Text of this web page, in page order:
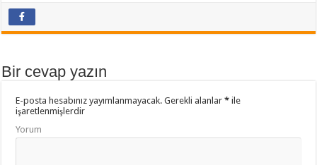
o
k
Bir cevap yazın
E-posta hesabınız yayımlanmayacak. Gerekli alanlar* ile
işaretlenmişlerdir
Yorum